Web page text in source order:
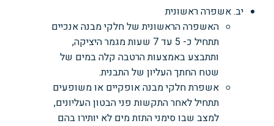
יב. אשפרה ראשונית
האשפרה הראשונית של חלקי מבנה אנכיים
תתחיל כ- 5 עד 7 שעות מגמר היציקה,
ותתבצע באמצעות הרטבה קלה במים של
שטח החתך העליון של התבנית.
אשפרת חלקי מבנה אופקיים או משופעים
תתחיל לאחר התקשות פני הבטון העליונים,
למצב שבו סימני התזת מים לא יותירו בהם